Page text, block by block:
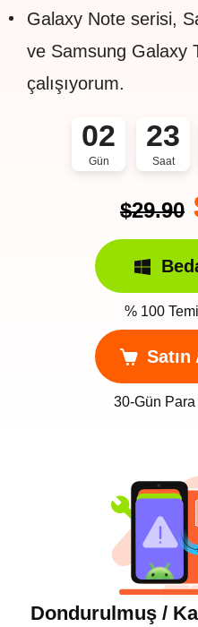
Galaxy Note serisi,
ve Samsung Galaxy
çalışıyorum.
02
Gün
23
Saat
$29.90
% 100
Satın
30-Gün
Dondurulmuş /